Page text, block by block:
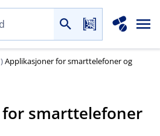
)Applikasjoner for smarttelefoner og
smarttelefoner